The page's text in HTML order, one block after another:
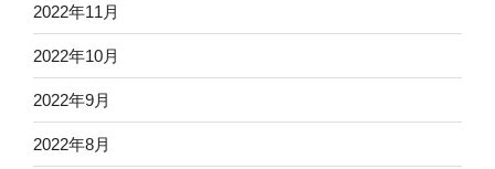
2022年11月
2022年10月
2022年9月
2022年8月